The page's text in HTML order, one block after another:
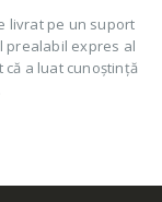
livrat pe un suport
prealabil expres al
a luat cunoștință